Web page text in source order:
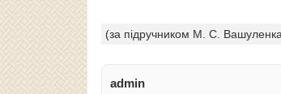
(за підручником М. С.
admin